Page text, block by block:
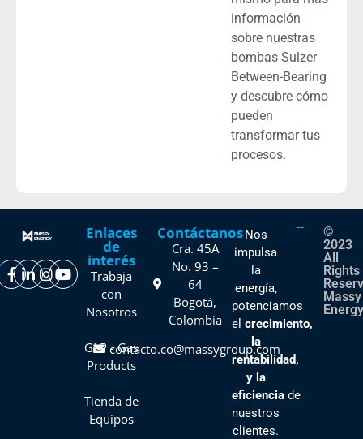
información
sobre nuestras
bombas Sulzer
Between-Bearing
y descubre cómo
pueden
transformar tus
procesos.
Enlaces
de
interés
Trabaja
con
Nosotros
GLP - Gas
Products
Tienda de
Equipos
Contáctanos
Cra. 45A
No. 93 –
64
Bogotá,
Colombia
contacto.co@massygroup.com
Nos
impulsa
la
energía,
potenciamos
el crecimiento,
la
rentabilidad,
y la
eficienciade
nuestros
clientes.
©
2023
All
Rights
Massy